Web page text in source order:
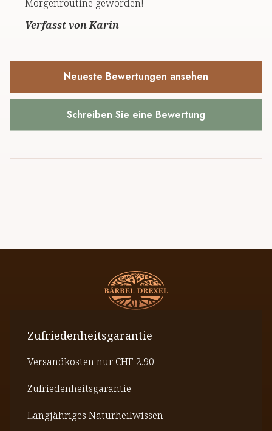
Morgenroutine geworden!
Verfasst von Karin
Neueste Bewertungen ansehen
Schreiben Sie eine Bewertung
Zufriedenheitsgarantie
Versandkosten nur CHF 2.90
Zufriedenheitsgarantie
Langjähriges Naturheilwissen